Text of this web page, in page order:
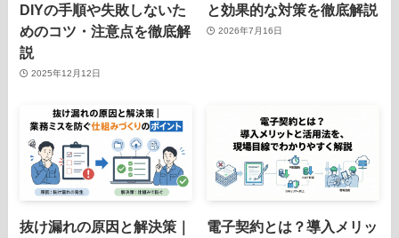
DIYの手順や失敗しないた
めのコツ・注意点を徹底解
説
2025年12月12日
と効果的な対策を徹底解説
2026年7月16日
抜け漏れの原因と解決策｜
電子契約とは？導入メリッ